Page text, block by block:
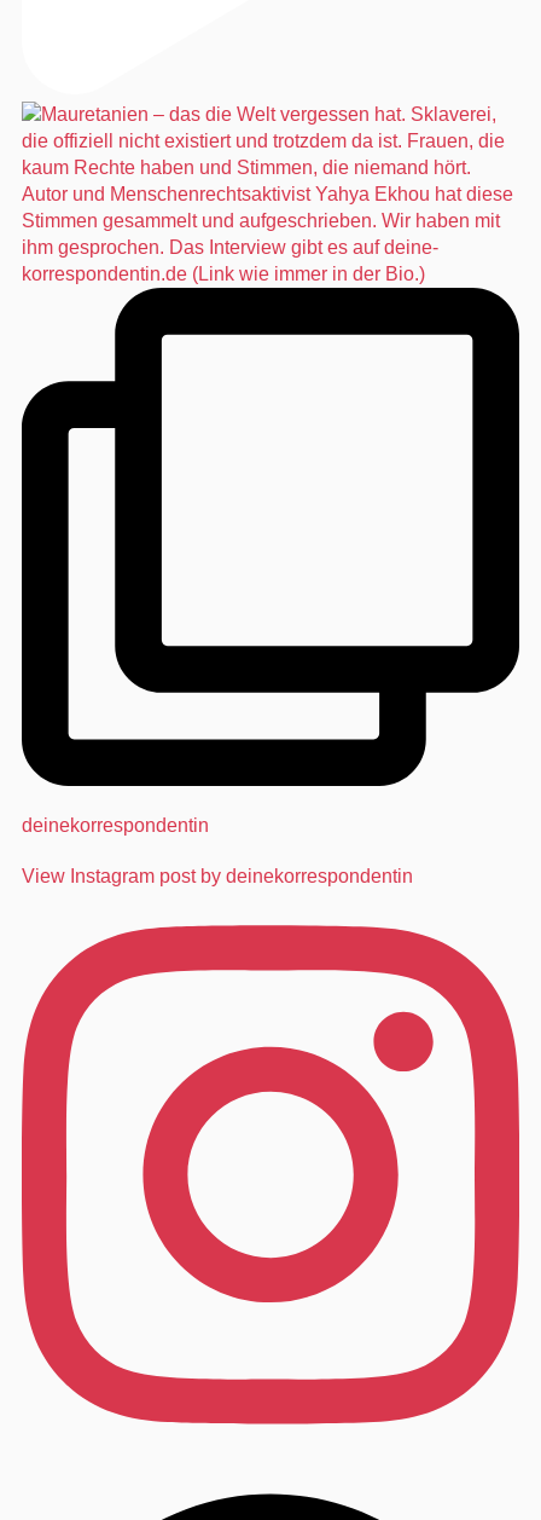
deinekorrespondentin
View Instagram post by deinekorrespondentin